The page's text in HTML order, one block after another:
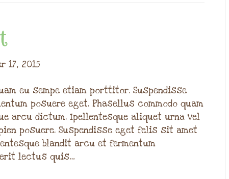
17, 2015
eu sempe etiam porttitor. Suspendisse
posuere eget. Phasellus commodo quam
arcu dictum. Ipellentesque aliquet urna vel
posuere. Suspendisse eget felis sit amet
blandit arcu et fermentum
lectus quis…